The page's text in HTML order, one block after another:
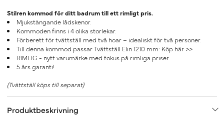
Stilren kommod för ditt badrum till ett rimligt pris.
Mjukstängande lådskenor.
Kommoden finns i 4 olika storlekar.
Förberett för tvättställ med två hoar – idealiskt för två personer.
Till denna kommod passar Tvättställ Elin 1210 mm: Köp här >>
RIMLIG - nytt varumärke med fokus på rimliga priser
5 års garanti!
(Tvättställ köps till separat)
Produktbeskrivning